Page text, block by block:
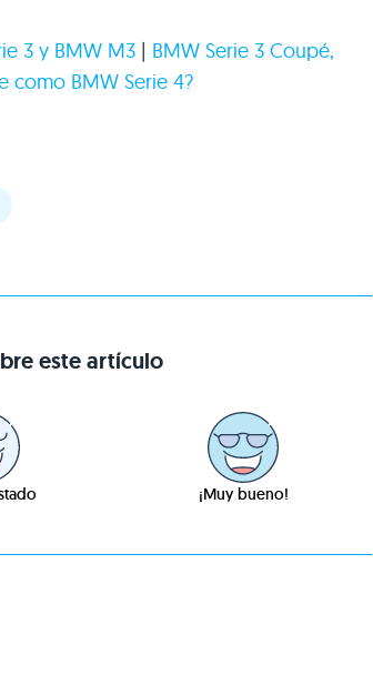
3 y BMW M3 | BMW Serie 3 Coupé,
como BMW Serie 4?
este artículo
¡Muy bueno!